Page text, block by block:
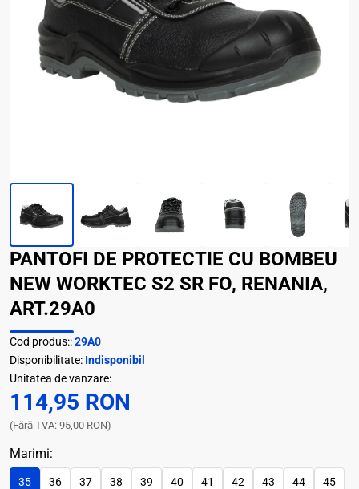
PANTOFI DE PROTECTIE CU BOMBEU
NEW WORKTEC S2 SR FO, RENANIA,
ART.29A0
Cod produs::29A0
Disponibilitate: Indisponibil
Unitatea de vanzare:
114,95 RON
(Fără TVA: 95,00 RON)
Marimi:
35 36 37 38 39 40 41 42 43 44 45